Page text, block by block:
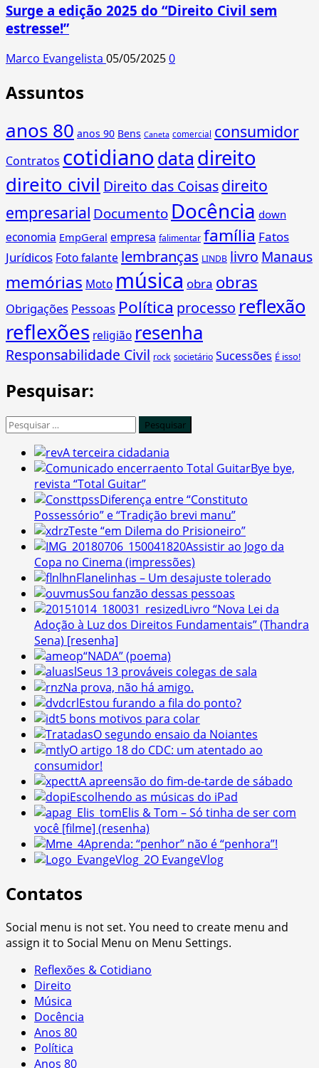
Surge a edição 2025 do “Direito Civil sem
estresse!”
Marco Evangelista 05/05/20250
Assuntos
anos 80 anos 90 Bens Caneta comercial consumidor
Contratos cotidianodata direito
direito civil Direito das Coisasdireito
empresarial Documento Docência down
economia EmpGeral empresa falimentar família Fatos
Jurídicos Foto falante lembranças LINDB livro Manaus
memórias Moto música obra obras
Obrigações Pessoas Política processo reflexão
reflexões religião resenha
Responsabilidade Civil rock societário Sucessões É isso!
Pesquisar:
Pesquisar
A terceira cidadania
Bye bye,
revista “Total Guitar”
Diferença entre “Constituto
Possessório” e “Tradição brevi manu”
Teste “em Dilema do Prisioneiro”
Assistir ao Jogo da
Copa no Cinema (impressões)
Flanelinhas – Um desajuste tolerado
Sou fanzão dessas pessoas
Livro “Nova Lei da
Adoção à Luz dos Direitos Fundamentais” (Thandra
Sena) [resenha]
“NADA” (poema)
Seus 13 prováveis colegas de sala
Na prova, não há amigo.
Estou furando a fila do ponto?
5 bons motivos para colar
O segundo ensaio da Noiantes
O artigo 18 do CDC: um atentado ao
consumidor!
A apreensão do fim-de-tarde de sábado
Escolhendo as músicas do iPad
Elis & Tom – Só tinha de ser com
você [filme] (resenha)
Aprenda: “penhor” não é “penhora”!
O EvangeVlog
Contatos
Social menu is not set. You need to create menu and
assign it to Social Menu on Menu Settings.
Reflexões & Cotidiano
Direito
Música
Docência
Anos 80
Política
Anos 80